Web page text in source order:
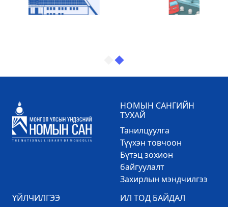
НОМЫН САНГИЙН
ТУХАЙ
Танилцуулга
Түүхэн товчоон
Бүтэц зохион
байгуулалт
Захирлын мэндчилгээ
ҮЙЛЧИЛГЭЭ
ИЛ ТОД БАЙДАЛ